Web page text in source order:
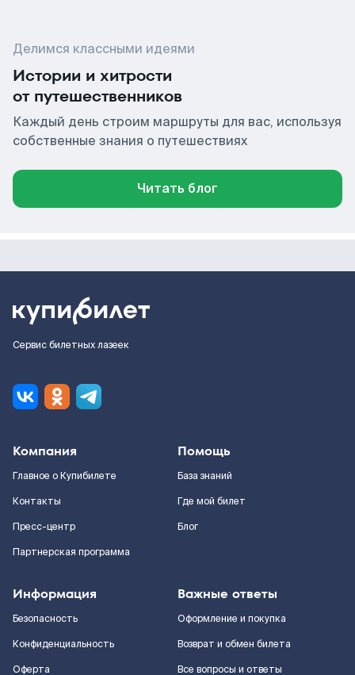
Делимся классными идеями
Истории и хитрости
от путешественников
Каждый день строим маршруты для вас, используя
собственные знания о путешествиях
Читать блог
Сервис билетных лазеек
Компания
Главное о Купибилете
Контакты
Пресс-центр
Партнерская программа
Помощь
База знаний
Где мой билет
Блог
Информация
Безопасность
Конфиденциальность
Оферта
Важные ответы
Оформление и покупка
Возврат и обмен билета
Все вопросы и ответы